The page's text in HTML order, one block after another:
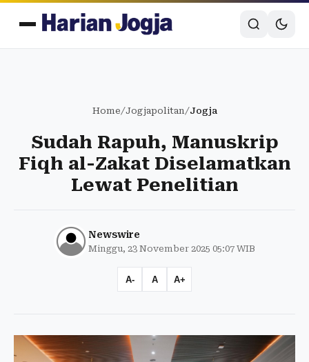
Home/Jogjapolitan/Jogja
Sudah Rapuh, Manuskrip
Fiqh al-Zakat Diselamatkan
Lewat Penelitian
Newswire
Minggu, 23 November 2025 05:07 WIB
A- A A+